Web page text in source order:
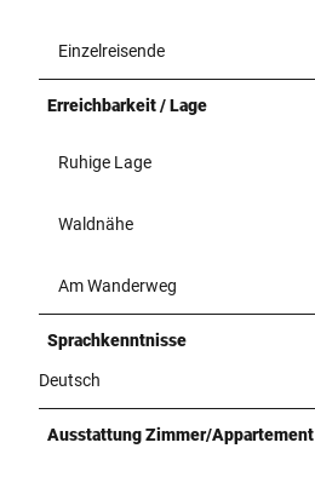
Einzelreisende
Erreichbarkeit / Lage
Ruhige Lage
Waldnähe
Am Wanderweg
Sprachkenntnisse
Deutsch
Ausstattung Zimmer/Appartement